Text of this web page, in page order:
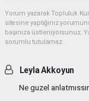
Yorum yazarak Topluluk
sitesine yaptığınız
başınıza üstleniyorsunuz.
sorumlu tutulamaz.
Leyla Akkoyun
Ne guzel